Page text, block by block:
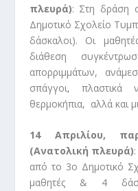
πλευρά): Στη δράση
Δημοτικό Σχολείο
δάσκαλοι). Οι
διάθεση
απορριμμάτων,
σπάγγοι, πλαστικά
θερμοκήπια, αλλά και
14 Απριλίου,
(Ανατολική πλευρά)
από το 3ο Δημοτικό
μαθητές & 4